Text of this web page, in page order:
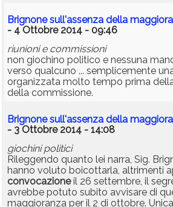
Brignone sull'assenza della
- 4 Ottobre 2014 - 09:46
riunioni e commissioni
non giochino politico e nessuna
verso qualcuno ... semplicemente
organizzata molto tempo prima
della commissione.
Brignone sull'assenza della
- 3 Ottobre 2014 - 14:08
giochini politici
Rileggendo quanto lei narra, Sig.
hanno voluto boicottarla, altrimenti
convocazioneil 26 settembre, il
avrebbe potuto subito avvisare di
maggioranza per il 2 di ottobre.